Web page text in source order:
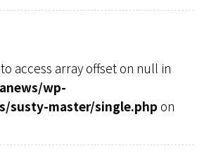
access array offset on null in
wp-
susty-master/single.php on